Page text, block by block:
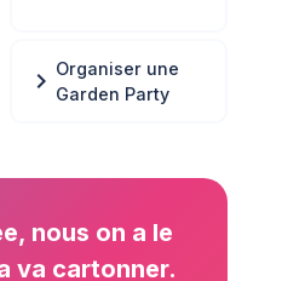
chevron_right Organiser une
Garden Party
nous on a le
va cartonner.